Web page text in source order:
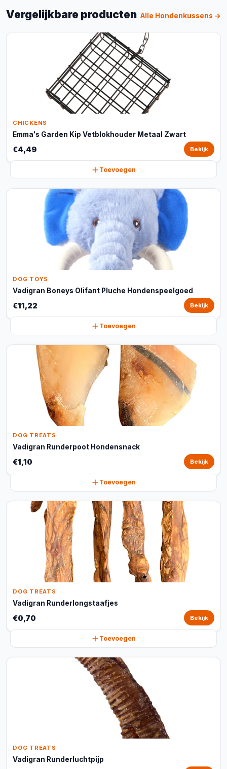
Vergelijkbare producten Alle Hondenkussens →
CHICKENS
Emma's Garden Kip Vetblokhouder Metaal Zwart
€4,49 Bekijk
Toevoegen
DOG TOYS
Vadigran Boneys Olifant Pluche Hondenspeelgoed
€11,22 Bekijk
Toevoegen
DOG TREATS
Vadigran Runderpoot Hondensnack
€1,10 Bekijk
Toevoegen
DOG TREATS
Vadigran Runderlongstaafjes
€0,70 Bekijk
Toevoegen
DOG TREATS
Vadigran Runderluchtpijp